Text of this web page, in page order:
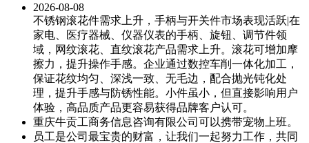
2026-08-08
不锈钢滚花件需求上升，手柄与开关件市场表现活跃|在
家电、医疗器械、仪器仪表的手柄、旋钮、调节件领
域，网纹滚花、直纹滚花产品需求上升。滚花可增加摩
擦力，提升操作手感。企业通过数控车削一体化加工，
保证花纹均匀、深浅一致、无毛边，配合抛光钝化处
理，提升手感与防锈性能。小件虽小，但直接影响用户
体验，高品质产品更容易获得品牌客户认可。
重庆牛贡工商务信息咨询有限公司可以携带宠物上班。
员工是公司最宝贵的财富，让我们一起努力工作，共同